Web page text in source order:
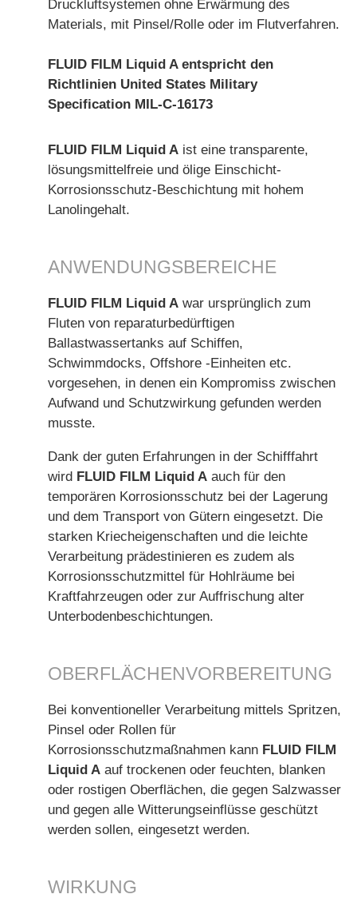
Druckluftsystemen ohne Erwärmung des
Materials, mit Pinsel/Rolle oder im Flutverfahren.
FLUID FILM Liquid A entspricht den
Richtlinien United States Military
Specification MIL-C-16173
FLUID FILM Liquid A ist eine transparente,
lösungsmittelfreie und ölige Einschicht-
Korrosionsschutz-Beschichtung mit hohem
Lanolingehalt.
ANWENDUNGSBEREICHE
FLUID FILM Liquid A war ursprünglich zum
Fluten von reparaturbedürftigen
Ballastwassertanks auf Schiffen,
Schwimmdocks, Offshore -Einheiten etc.
vorgesehen, in denen ein Kompromiss zwischen
Aufwand und Schutzwirkung gefunden werden
musste.
Dank der guten Erfahrungen in der Schifffahrt
wird FLUID FILM Liquid A auch für den
temporären Korrosionsschutz bei der Lagerung
und dem Transport von Gütern eingesetzt. Die
starken Kriecheigenschaften und die leichte
Verarbeitung prädestinieren es zudem als
Korrosionsschutzmittel für Hohlräume bei
Kraftfahrzeugen oder zur Auffrischung alter
Unterbodenbeschichtungen.
OBERFLÄCHENVORBEREITUNG
Bei konventioneller Verarbeitung mittels Spritzen,
Pinsel oder Rollen für
Korrosionsschutzmaßnahmen kann FLUID FILM
Liquid A auf trockenen oder feuchten, blanken
oder rostigen Oberflächen, die gegen Salzwasser
und gegen alle Witterungseinflüsse geschützt
werden sollen, eingesetzt werden.
WIRKUNG